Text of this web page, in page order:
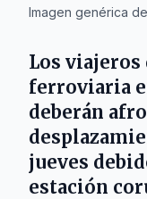
Imagen genérica
Los
ferroviaria
deberán
jueves
estación